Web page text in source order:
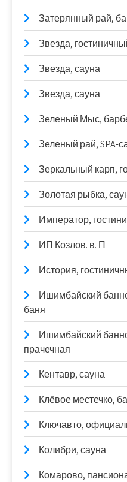
Затерянный рай,
Звезда,
Звезда, сауна
Звезда, сауна
Зеленый Мыс,
Зеленый рай, SPA-
Зеркальный карп,
Золотая рыбка,
Император,
ИП Козлов. в. П
История,
Ишимбайский
баня
Ишимбайский
прачечная
Кентавр, сауна
Клёвое местечко,
Ключавто,
Колибри, сауна
Комарово,